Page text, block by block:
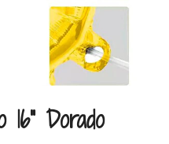
16" Dorado